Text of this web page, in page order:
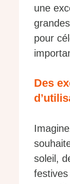
une
pour
Des
soleil,